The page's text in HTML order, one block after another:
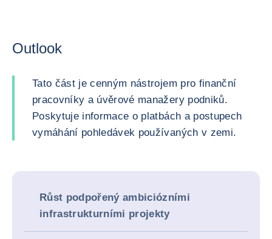
Outlook
Tato část je cenným nástrojem pro finanční
pracovníky a úvěrové manažery podniků.
Poskytuje informace o platbách a postupech
vymáhání pohledávek používaných v zemi.
Růst podpořený ambiciózními
infrastrukturními projekty